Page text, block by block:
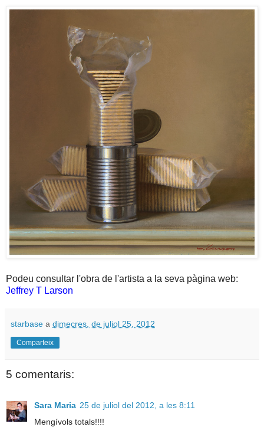
Podeu consultar l'obra de l'artista a la seva pàgina web:
Jeffrey T Larson
starbase a dimecres, de juliol 25, 2012
Comparteix
5 comentaris:
Sara Maria 25 de juliol del 2012, a les 8:11
Mengívols totals!!!!